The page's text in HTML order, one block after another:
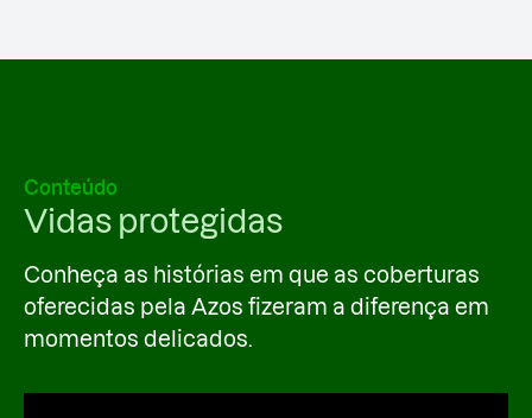
Conteúdo
Vidas protegidas
Conheça as histórias em que as coberturas
oferecidas pela Azos fizeram a diferença em
momentos delicados.